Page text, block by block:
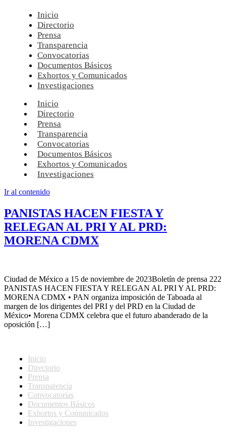
Inicio
Directorio
Prensa
Transparencia
Convocatorias
Documentos Básicos
Exhortos y Comunicados
Investigaciones
Inicio
Directorio
Prensa
Transparencia
Convocatorias
Documentos Básicos
Exhortos y Comunicados
Investigaciones
Ir al contenido
PANISTAS HACEN FIESTA Y
RELEGAN AL PRI Y AL PRD:
MORENA CDMX
Ciudad de México a 15 de noviembre de 2023Boletín de prensa 222
PANISTAS HACEN FIESTA Y RELEGAN AL PRI Y AL PRD:
MORENA CDMX • PAN organiza imposición de Taboada al
margen de los dirigentes del PRI y del PRD en la Ciudad de
México• Morena CDMX celebra que el futuro abanderado de la
oposición […]
Inicio
Directorio
Prensa
Transparencia
Convocatorias
Documentos Básicos
Exhortos y Comunicados
Investigaciones